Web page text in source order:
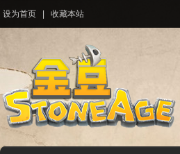
设为首页 收藏本站